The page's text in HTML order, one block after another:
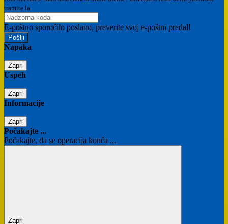
tramite la
E-poštno sporočilo poslano, preverite svoj e-poštni predal!
Napaka
Zapri
Uspeh
Zapri
Informacije
Zapri
Počakajte ...
Počakajte, da se operacija konča ...
Zapri